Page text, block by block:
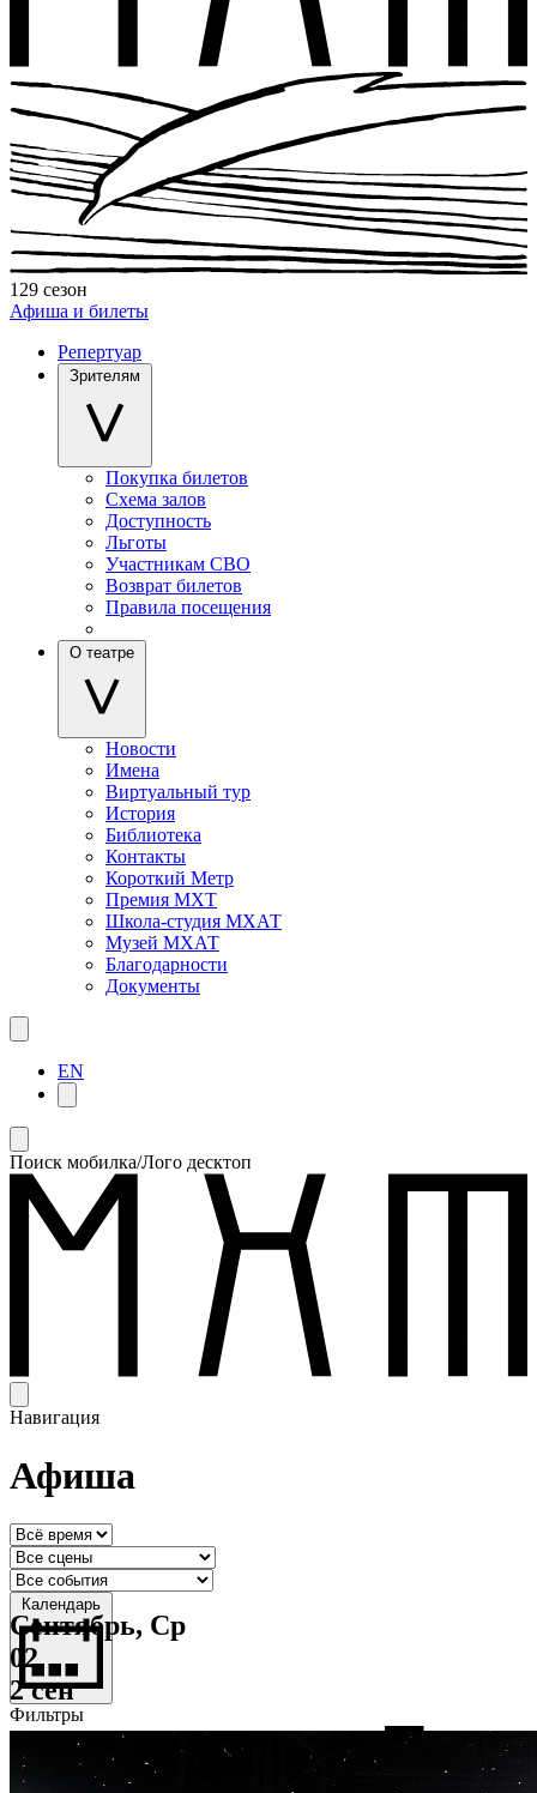
129 сезон
Афиша и билеты
Репертуар
Зрителям
Покупка билетов
Схема залов
Доступность
Льготы
Участникам СВО
Возврат билетов
Правила посещения
О театре
Новости
Имена
Виртуальный тур
История
Библиотека
Контакты
Короткий Метр
Премия МХТ
Школа-студия МХАТ
Музей МХАТ
Благодарности
Документы
EN
Поиск мобилка/Лого десктоп
Навигация
Афиша
Календарь
Фильтры
Сентябрь, Ср
02
2 сен